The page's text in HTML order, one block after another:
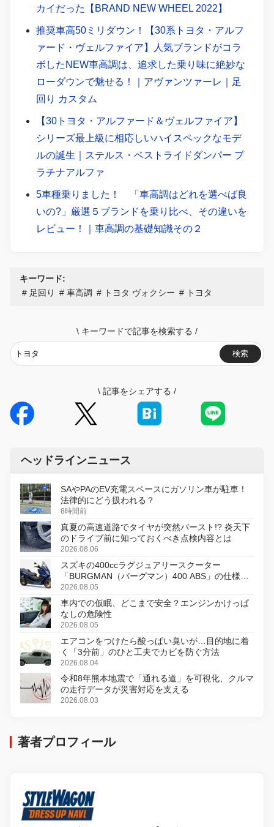
カイだった【BRAND NEW WHEEL 2022】
推奨車高50ミリダウン！【30系トヨタ・アルフ
ァード・ヴェルファイア】人気ブランドがコラ
ボしたNEW車高調は、追求した乗り味に絶妙な
ローダウンで魅せる！｜アヴァンツァーレ｜足
回り カスタム
【30トヨタ・アルファード＆ヴェルファイア】
シリーズ最上級に相応しいハイスペックなモデ
ルの誕生｜ステルス・ベストライドダンパー プ
ラチナアルファ
5車種乗りました！ 「車高調はどれを選べば良
いの?」厳選５ブランドを乗り比べ、その違いを
レビュー！｜車高調の基礎知識その２
キーワード:
足回り
車高調 トヨタ ヴォクシー トヨタ
\ キーワードで記事を検索する /
検索
\ 記事をシェアする /
ヘッドラインニュース
SAやPAのEV充電スペースにガソリン車が駐車！
法律的にどう扱われる？
8時間前
真夏の高速道路でタイヤが突然バースト!? 炎天下
のドライブ前に知っておくべき点検内容とは
2026.08.06
スズキの400ccラグジュアリースクーター
「BURGMAN（バーグマン）400 ABS」の仕様を
変更し、8月18日に発売
2026.08.05
車内での仮眠、どこまで安全？エンジンかけっぱ
なしの危険性
2026.08.05
エアコンをつけたら酸っぱい臭いが…目的地に着
く「3分前」のひと工夫でカビを防ぐ方法
2026.08.04
令和8年熊本地震で「通れる道」を可視化、クルマ
の走行データが災害対応を支える
2026.08.03
著者プロフィール